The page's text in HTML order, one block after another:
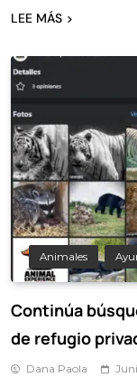
LEE MÁS
Animales
Continúa
de refugio
Dana Paola